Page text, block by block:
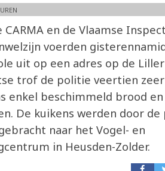
CARMA en de Vlaamse
voerden
uit op een adres op de
trof de politie veertien
enkel beschimmeld brood
De kuikens werden door
naar het Vogel- en
in Heusden-Zolder.